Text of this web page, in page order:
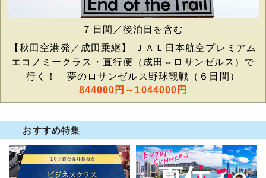
７日間／後泊日を含む
【秋田空港発／成田乗継】 ＪＡＬ日本航空プレミアム
エコノミークラス・直行便（成田⇔ロサンゼルス）で
行く！ 夢のロサンゼルス野球観戦（６日間）
844000円～1044000円
おすすめ特集